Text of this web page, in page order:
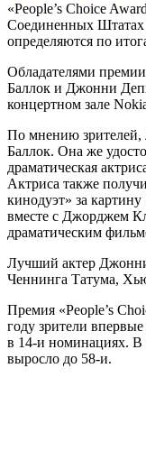
«People’s Choice
Соединенных Штатах
определяются по
Обладателями
Баллок и Джонни
концертном зале
По мнению зрителей,
Баллок. Она же
драматическая
Актриса также
кинодуэт» за
вместе с Джорджем
драматическим
Лучший актер
Ченнинга Татума,
Премия «People’s
году зрители
в 14-и номинациях. В
выросло до 58-и.